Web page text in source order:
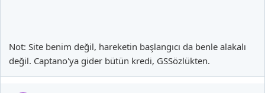
Not: Site benim değil, hareketin başlangıcı da benle alakalı
değil. Captano'ya gider bütün kredi, GSSözlükten.